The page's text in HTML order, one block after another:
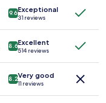
9.6Exceptional
31 reviews
8.6Excellent
514 reviews
8.2Very good
11 reviews